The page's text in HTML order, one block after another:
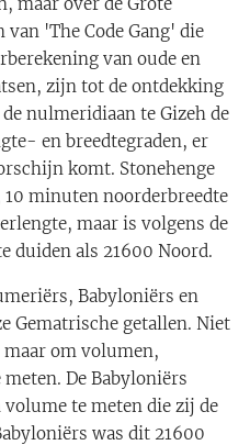
van 'The Code Gang' die
van oude en
zijn tot de ontdekking
nulmeridiaan te Gizeh de
en breedtegraden, er
komt. Stonehenge
minuten noorderbreedte
maar is volgens de
duiden als 21600 Noord.
Babyloniërs en
Gematrische getallen. Niet
maar om volumen,
De Babyloniërs
volume te meten die zij de
was dit 21600